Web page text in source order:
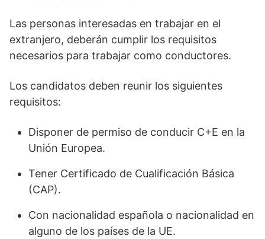
Las personas interesadas en trabajar en el
extranjero, deberán cumplir los requisitos
necesarios para trabajar como conductores.
Los candidatos deben reunir los siguientes
requisitos:
Disponer de permiso de conducir C+E en la
Unión Europea.
Tener Certificado de Cualificación Básica
(CAP).
Con nacionalidad española o nacionalidad en
alguno de los países de la UE.